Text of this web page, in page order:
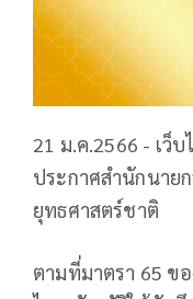
21 ม.ค.2566 - เว็
ประกาศสำนักนาย
ยุทธศาสตร์ชาติ
ตามที่มาตรา 65 ข